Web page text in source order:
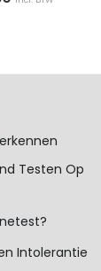
Testen Op
Intolerantie